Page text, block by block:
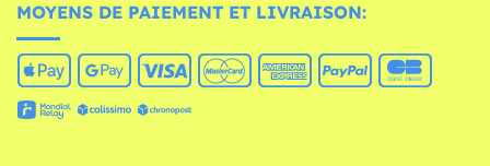
MOYENS DE PAIEMENT ET LIVRAISON: